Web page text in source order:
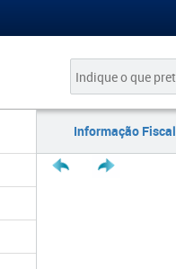
Informação Fiscal